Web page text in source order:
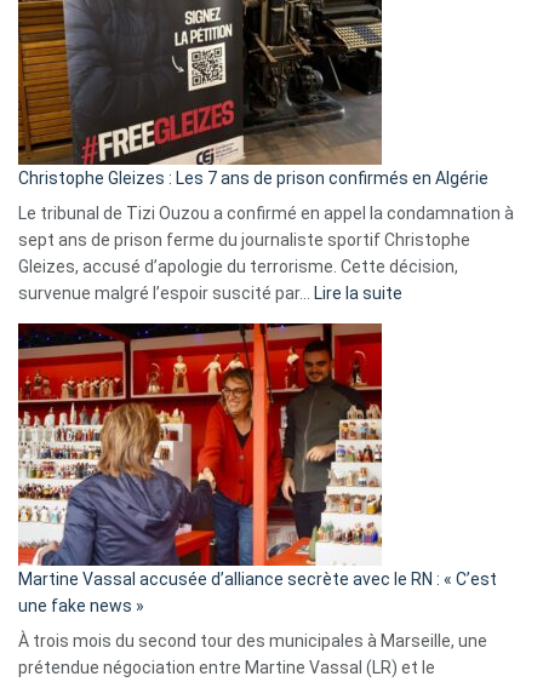
et
Slovénie
rejettent
la
présence
d’Israël
Christophe Gleizes : Les 7 ans de prison confirmés en Algérie
Le tribunal de Tizi Ouzou a confirmé en appel la condamnation à
sept ans de prison ferme du journaliste sportif Christophe
Gleizes, accusé d’apologie du terrorisme. Cette décision,
survenue malgré l’espoir suscité par…
Lire la suite
Algérie
Martine Vassal accusée d’alliance secrète avec le RN : « C’est
une fake news »
À trois mois du second tour des municipales à Marseille, une
prétendue négociation entre Martine Vassal (LR) et le